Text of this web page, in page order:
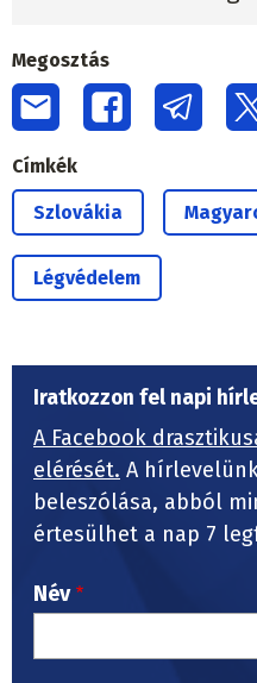
Megosztás
Címkék
Szlovákia
Légvédelem
Iratkozzon fel napi
A Facebook
elérését. A
beleszólása, abból
értesülhet a nap 7
Név